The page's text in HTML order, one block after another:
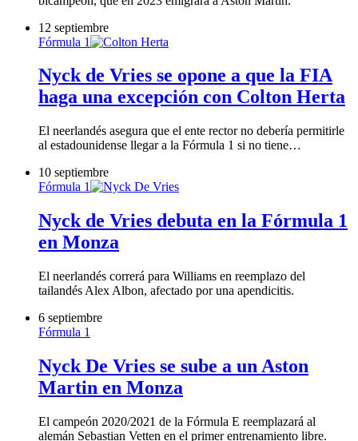
12 septiembre
Fórmula 1
Nyck de Vries se opone a que la FIA
haga una excepción con Colton Herta
El neerlandés asegura que el ente rector no debería permitirle
al estadounidense llegar a la Fórmula 1 si no tiene…
10 septiembre
Fórmula 1
Nyck de Vries debuta en la Fórmula 1
en Monza
El neerlandés correrá para Williams en reemplazo del
tailandés Alex Albon, afectado por una apendicitis.
6 septiembre
Fórmula 1
Nyck De Vries se sube a un Aston
Martin en Monza
El campeón 2020/2021 de la Fórmula E reemplazará al
alemán Sebastian Vetten en el primer entrenamiento libre.